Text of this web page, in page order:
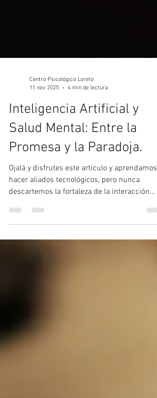
Centro Psicológico Loreto
11 nov 2025
4 min de lectura
Inteligencia Artificial y
Salud Mental: Entre la
Promesa y la Paradoja.
Ojalá y disfrutes este artículo y aprendamos
descartemos la fortaleza de la interacción
humana, la empatía y la interacción entre los
humanos.